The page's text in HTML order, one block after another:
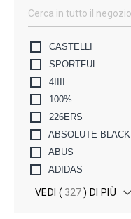
CASTELLI
SPORTFUL
4IIII
100%
226ERS
ABSOLUTE BLACK
ABUS
ADIDAS
VEDI ( 327) DI PIÙ